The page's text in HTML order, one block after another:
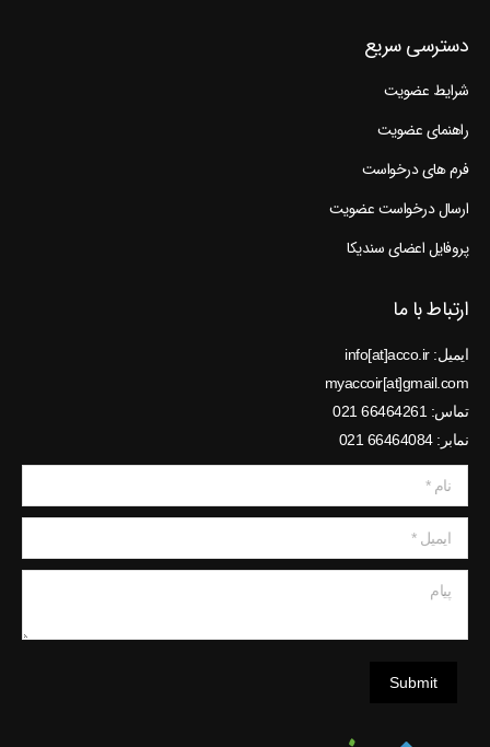
دسترسی سریع
شرایط عضویت
راهنمای عضویت
فرم های درخواست
ارسال درخواست عضویت
پروفایل اعضای سندیکا
ارتباط با ما
ایمیل: info[at]acco.ir
myaccoir[at]gmail.com
تماس: 66464261 021
نمابر: 66464084 021
نام *
ایمیل *
Submit